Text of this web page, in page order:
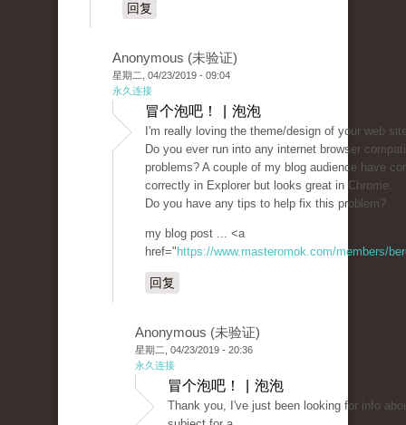
回复
Anonymous (未验证)
星期二, 04/23/2019 - 09:04
永久连接
冒个泡吧！ | 泡泡
I'm really loving the theme/design of your web
Do you ever run into any internet browser
problems? A couple of my blog audience have
correctly in Explorer but looks great in Chrome.
Do you have any tips to help fix this problem?
my blog post ... <a
href=" https://www.masteromok.com/members/
回复
Anonymous (未验证)
星期二, 04/23/2019 - 20:36
永久连接
冒个泡吧！ | 泡泡
Thank you, I've just been looking for info